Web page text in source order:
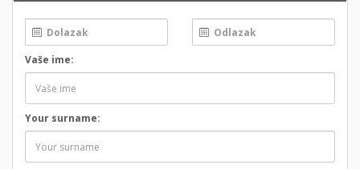
Vaše ime:
Your surname: